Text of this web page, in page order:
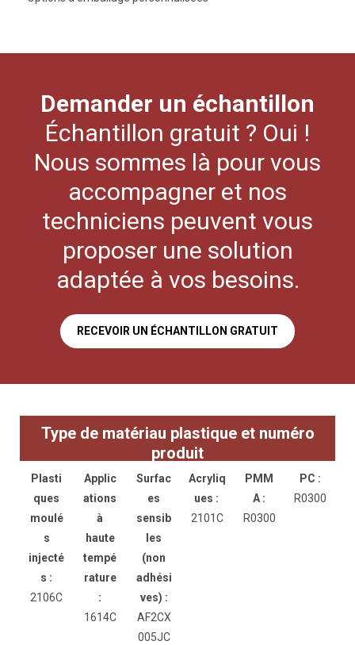
Demander un échantillon
Échantillon gratuit ? Oui !
Nous sommes là pour vous
accompagner et nos
techniciens peuvent vous
proposer une solution
adaptée à vos besoins.
RECEVOIR UN ÉCHANTILLON GRATUIT
Type de matériau plastique et numéro
produit
Plasti
ques
moulé
s
injecté
s :
2106C
Applic
ations
à
haute
tempé
rature
:
1614C
Surfac
es
sensib
les
(non
adhési
ves) :
AF2CX
005JC
Acryliq
ues :
2101C
PMM
A :
R0300
PC :
R0300